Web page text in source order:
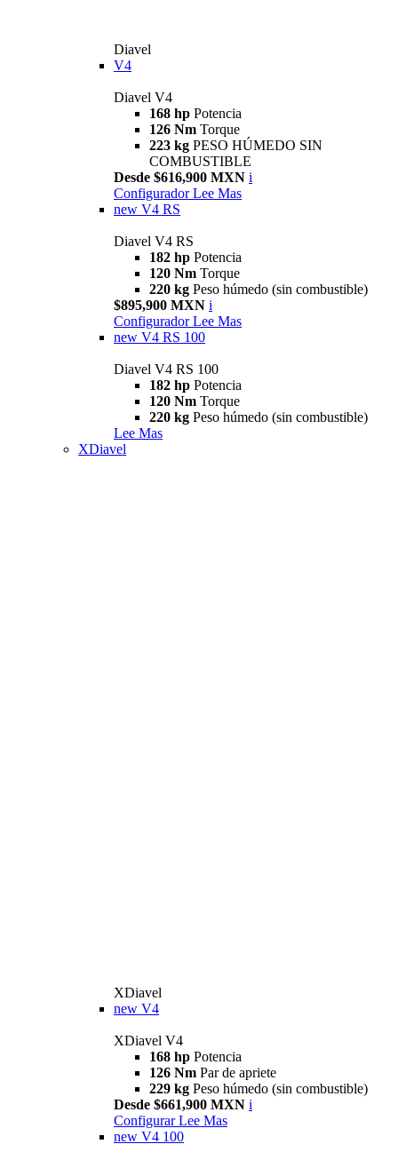
Diavel
V4
Diavel V4
168 hp Potencia
126 Nm Torque
223 kg PESO HÚMEDO SIN
COMBUSTIBLE
Desde $616,900 MXN i
Configurador Lee Mas
new V4 RS
Diavel V4 RS
182 hp Potencia
120 Nm Torque
220 kg Peso húmedo (sin combustible)
$895,900 MXN i
Configurador Lee Mas
new V4 RS 100
Diavel V4 RS 100
182 hp Potencia
120 Nm Torque
220 kg Peso húmedo (sin combustible)
Lee Mas
XDiavel
XDiavel
new V4
XDiavel V4
168 hp Potencia
126 Nm Par de apriete
229 kg Peso húmedo (sin combustible)
Desde $661,900 MXN i
Configurar Lee Mas
new V4 100